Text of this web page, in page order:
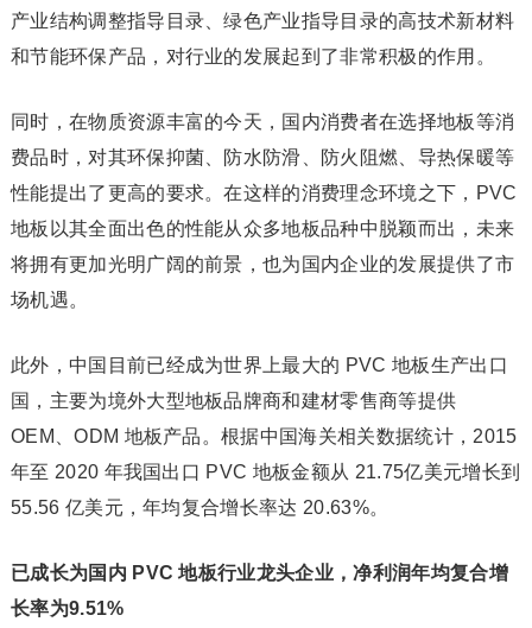
产业结构调整指导目录、绿色产业指导目录的高技术新材料
和节能环保产品，对行业的发展起到了非常积极的作用。
同时，在物质资源丰富的今天，国内消费者在选择地板等消
费品时，对其环保抑菌、防水防滑、防火阻燃、导热保暖等
性能提出了更高的要求。在这样的消费理念环境之下，PVC
地板以其全面出色的性能从众多地板品种中脱颖而出，未来
将拥有更加光明广阔的前景，也为国内企业的发展提供了市
场机遇。
此外，中国目前已经成为世界上最大的 PVC 地板生产出口
国，主要为境外大型地板品牌商和建材零售商等提供
OEM、ODM 地板产品。根据中国海关相关数据统计，2015
年至 2020 年我国出口 PVC 地板金额从 21.75亿美元增长到
55.56 亿美元，年均复合增长率达 20.63%。
已成长为国内 PVC 地板行业龙头企业，净利润年均复合增
长率为9.51%